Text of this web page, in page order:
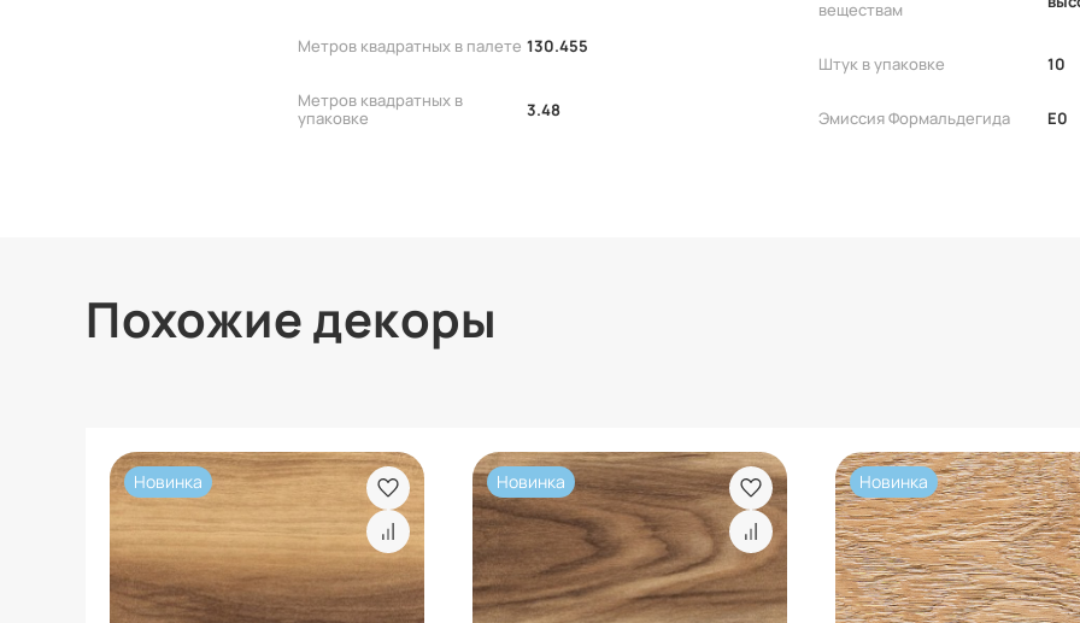
Метров квадратных в палете 130.455
Метров квадратных в
упаковке
3.48
веществам
Штук в упаковке 10
Эмиссия Формальдегида E0
Похожие декоры
Новинка Новинка Новинка